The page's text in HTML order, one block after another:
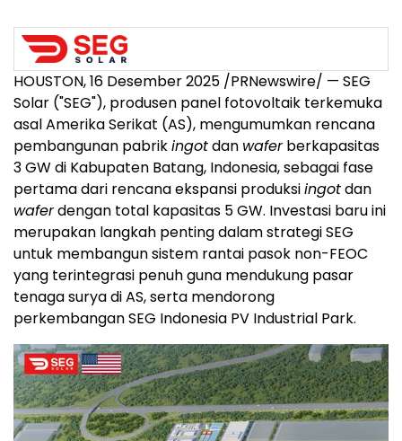
HOUSTON, 16 Desember 2025 /PRNewswire/ — SEG
Solar ("SEG"), produsen panel fotovoltaik terkemuka
asal Amerika Serikat (AS), mengumumkan rencana
pembangunan pabrikingotdan waferberkapasitas
3 GW di Kabupaten Batang, Indonesia, sebagai fase
pertama dari rencana ekspansi produksiingotdan
waferdengan total kapasitas 5 GW. Investasi baru ini
merupakan langkah penting dalam strategi SEG
untuk membangun sistem rantai pasok non-FEOC
yang terintegrasi penuh guna mendukung pasar
tenaga surya di AS, serta mendorong
perkembangan SEG Indonesia PV Industrial Park.